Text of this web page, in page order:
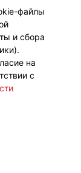
файлы
и сбора
на
с